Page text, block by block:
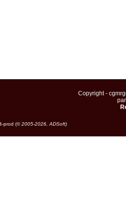
Copyright -
prod (©2005-2026, ADSoft)